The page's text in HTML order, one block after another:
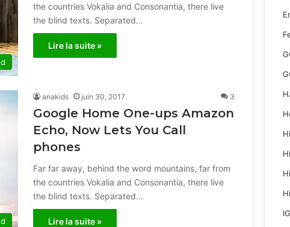
the countries Vokalia and Consonantia, there live
the blind texts. Separated…
Lire la suite »
anakids juin 30, 2017 3
Google Home One-ups Amazon
Echo, Now Lets You Call
phones
Far far away, behind the word mountains, far from
the countries Vokalia and Consonantia, there live
the blind texts. Separated…
Lire la suite »